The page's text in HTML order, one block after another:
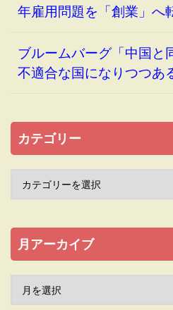
年雇用問題を「創業」へ
ブルームバーグ「中国と
不適合な国になりつつあ
カテゴリー
月アーカイブ